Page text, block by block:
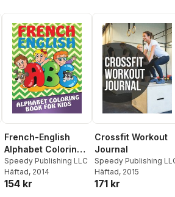
French-English
Alphabet Coloring
Book for Kids
Speedy Publishing LLC
Häftad, 2014
154 kr
Crossfit Workout
Journal
Speedy Publishing
Häftad, 2015
171 kr